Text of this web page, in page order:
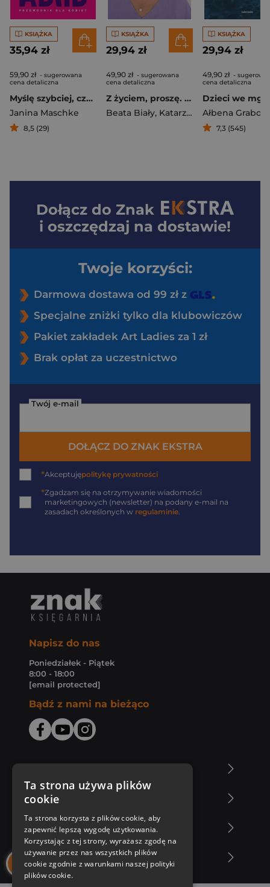
KSIĄŻKA
35,94 zł
59,90 zł - sugerowana
cena detaliczna
Myślę szybciej, czuję mocniej. ADHD - przewodnik dla kobiet
Janina Maschke
8,5 (29)
KSIĄŻKA
29,94 zł
49,90 zł - sugerowana
cena detaliczna
Z życiem, proszę. Katarzyna Miller w rozmowie autobiograficznej z Beatą Biały
Beata Biały, Katarzyna Miller
KSIĄŻKA
29,94 zł
49,90 zł -
cena detaliczna
Ałbena
7,3 (545)
Dołącz do Znak
i oszczędzaj na dostawie!
Twoje korzyści:
Darmowa dostawa od 99 zł z
Specjalne zniżki tylko dla klubowiczów
Pakiet zakładek Art Ladies za 1 zł
Brak opłat za uczestnictwo
Twój e-mail
DOŁĄCZ DO ZNAK EKSTRA
*Akceptujępolitykę prywatności
*Zgadzam się na otrzymywanie wiadomości
marketingowych (newsletter) na podany e-mail na
zasadach określonych w regulaminie.
Napisz do nas
Poniedziałek - Piątek
8:00 - 18:00
[email protected]
Bądź z nami na bieżąco
Zakupy u nas
Nasza oferta
Nasi autorzy
Ta strona używa plików
cookie
Ta strona korzysta z plików cookie, aby
zapewnić lepszą wygodę użytkowania.
Korzystając z tej strony, wyrażasz zgodę na
używanie przez nas wszystkich plików
cookie zgodnie z warunkami naszej polityki
plików cookie.